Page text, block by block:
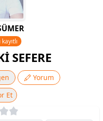
SEFERE
Yorum
Et